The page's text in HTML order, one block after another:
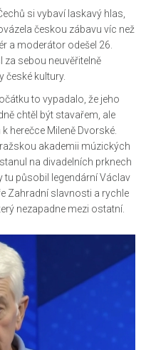
si vybaví laskavý hlas,
českou zábavu víc než
a moderátor odešel 26.
za sebou neuvěřitelně
kultury.
to vypadalo, že jeho
chtěl být stavařem, ale
herečce Mileně Dvorské.
akademii múzických
na divadelních prknech
tu působil legendární Václav
Zahradní slavnosti a rychle
nezapadne mezi ostatní.